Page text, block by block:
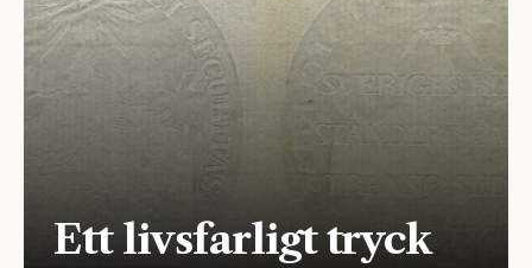
Ett livsfarligt tryck